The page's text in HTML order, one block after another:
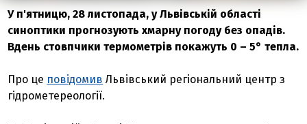
У п'ятницю, 28 листопада, у Львівській області
синоптики прогнозують хмарну погоду без опадів.
Вдень стовпчики термометрів покажуть 0 – 5° тепла.
Про це повідомив Львівський регіональний центр з
гідрометереології.